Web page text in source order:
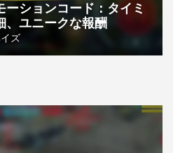
ションコード：タイミ
、ユニークな報酬
ズ